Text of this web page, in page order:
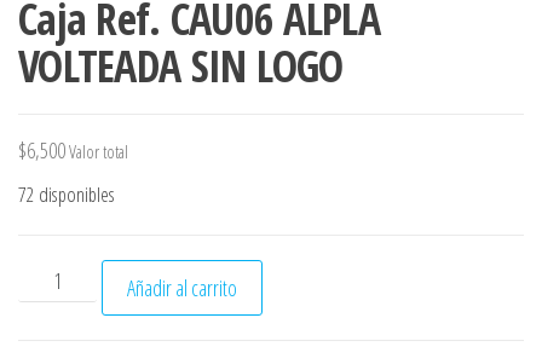
Caja Ref. CAU06 ALPLA
VOLTEADA SIN LOGO
$6,500Valor total
72 disponibles
Caja Ref. CAU06 ALPLA VOLTEADA SIN LOGO cantidad
Añadir al carrito